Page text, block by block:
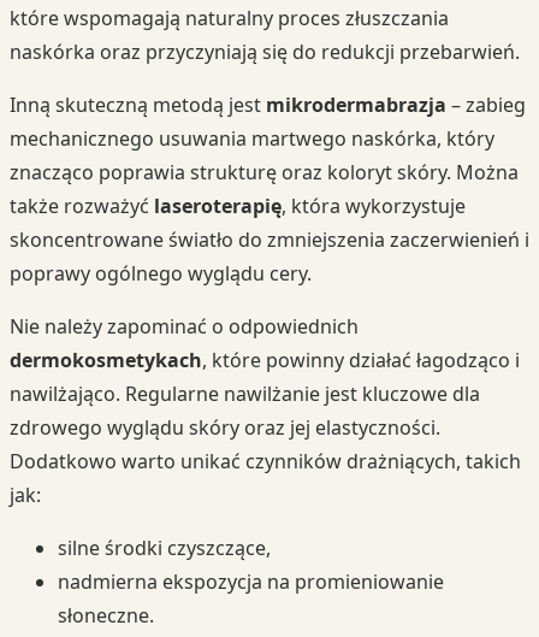
które wspomagają naturalny proces złuszczania
naskórka oraz przyczyniają się do redukcji przebarwień.
Inną skuteczną metodą jest mikrodermabrazja – zabieg
mechanicznego usuwania martwego naskórka, który
znacząco poprawia strukturę oraz koloryt skóry. Można
także rozważyć laseroterapię, która wykorzystuje
skoncentrowane światło do zmniejszenia zaczerwienień i
poprawy ogólnego wyglądu cery.
Nie należy zapominać o odpowiednich
dermokosmetykach, które powinny działać łagodząco i
nawilżająco. Regularne nawilżanie jest kluczowe dla
zdrowego wyglądu skóry oraz jej elastyczności.
Dodatkowo warto unikać czynników drażniących, takich
jak:
silne środki czyszczące,
nadmierna ekspozycja na promieniowanie
słoneczne.